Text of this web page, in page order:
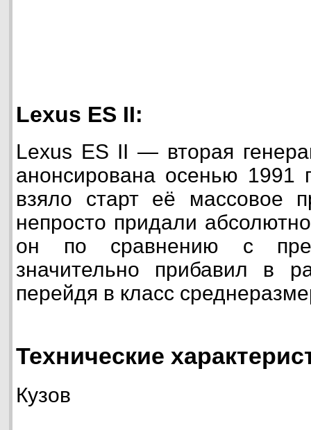
Lexus ES II:
Lexus ES II — вторая
анонсирована осенью 1991
взяло старт её массовое
непросто придали
он по сравнению с
значительно прибавил в
перейдя в класс
Технические
Кузов